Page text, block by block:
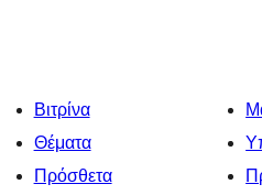
Βιτρίνα
Θέματα
Πρόσθετα